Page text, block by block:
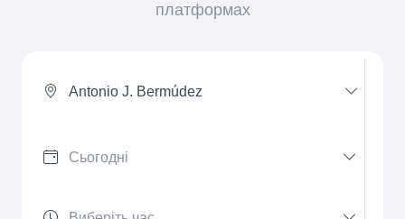
платформах
Antonio J. Bermúdez